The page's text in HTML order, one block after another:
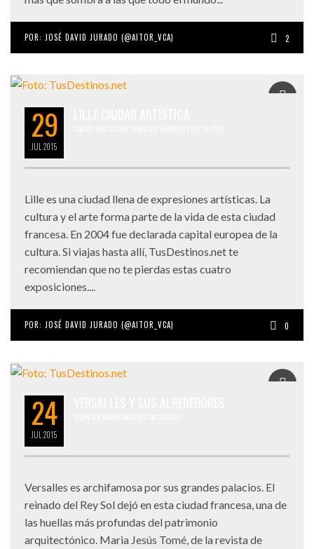
POR: JOSÉ DAVID JURADO (@AITOR_VCA) 2
29
JUL2015
Lille es una ciudad llena de expresiones artísticas. La
cultura y el arte forma parte de la vida de esta ciudad
francesa. En 2004 fue declarada capital europea de la
cultura. Si viajas hasta allí, TusDestinos.net te
recomiendan que no te pierdas estas cuatro
exposiciones....
POR: JOSÉ DAVID JURADO (@AITOR_VCA) 0
24
JUL 2015
Versalles es archifamosa por sus grandes palacios. El
reinado del Rey Sol dejó en esta ciudad francesa, una de
las huellas más profundas del patrimonio
arquitectónico. Maria Jesús Tomé, de la revista de